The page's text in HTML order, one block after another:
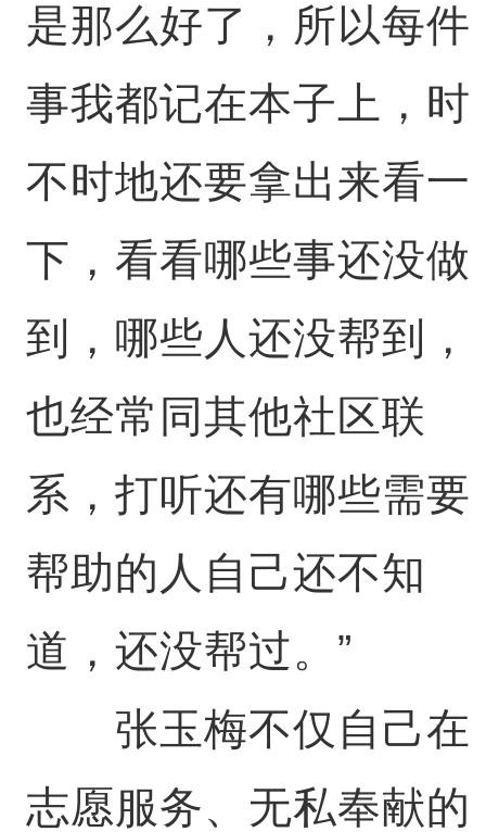
是那么好了，所以每件
事我都记在本子上，时
不时地还要拿出来看一
下，看看哪些事还没做
到，哪些人还没帮到，
也经常同其他社区联
系，打听还有哪些需要
帮助的人自己还不知
道，还没帮过。”
张玉梅不仅自己在
志愿服务、无私奉献的